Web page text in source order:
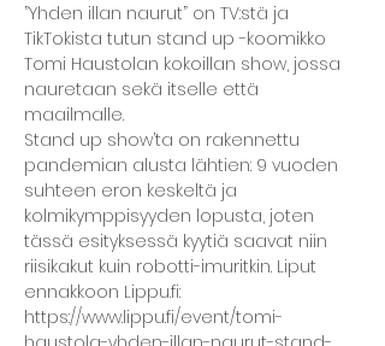
”Yhden illan naurut” on TV:stä ja
TikTokista tutun stand up -koomikko
Tomi Haustolan kokoillan show, jossa
nauretaan sekä itselle että
maailmalle.
Stand up show’ta on rakennettu
pandemian alusta lähtien: 9 vuoden
suhteen eron keskeltä ja
kolmikymppisyyden lopusta, joten
tässä esityksessä kyytiä saavat niin
riisikakut kuin robotti-imuritkin. Liput
ennakkoon Lippu.fi:
https://www.lippu.fi/event/tomi-